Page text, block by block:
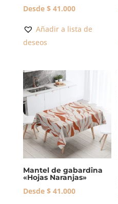
Desde $41.000
Añadir a lista de
deseos
Mantel de gabardina
«Hojas Naranjas»
Desde $41.000